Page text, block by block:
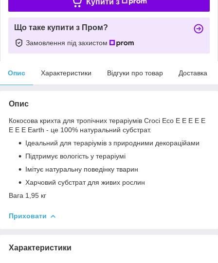
Що таке купити з Пром?
Замовлення під захистом
Опис Характеристики Відгуки про товар Доставка
Опис
Кокосова крихта для тропічних тераріумів Croci Eco E E E E E
E E E Earth - це 100% натуральний субстрат.
Ідеальний для тераріумів з природними декораційами
Підтримує вологість у тераріумі
Імітує натуральну поведінку тварин
Харчовий субстрат для живих рослин
Вага 1,95 кг
Приховати
Характеристики